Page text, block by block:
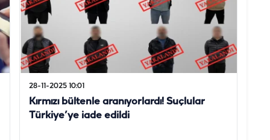
28-11-2025 10:01
Kırmızı bültenle aranıyorlardı! Suçlular
Türkiye’ye iade edildi